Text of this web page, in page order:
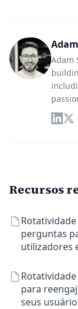
Adam
Recursos
perguntas
utilizadores
para
seus